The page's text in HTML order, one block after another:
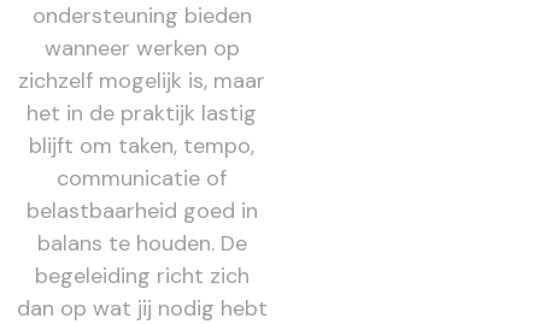
ondersteuning bieden
wanneer werken op
zichzelf mogelijk is, maar
het in de praktijk lastig
blijft om taken, tempo,
communicatie of
belastbaarheid goed in
balans te houden. De
begeleiding richt zich
dan op wat jij nodig hebt